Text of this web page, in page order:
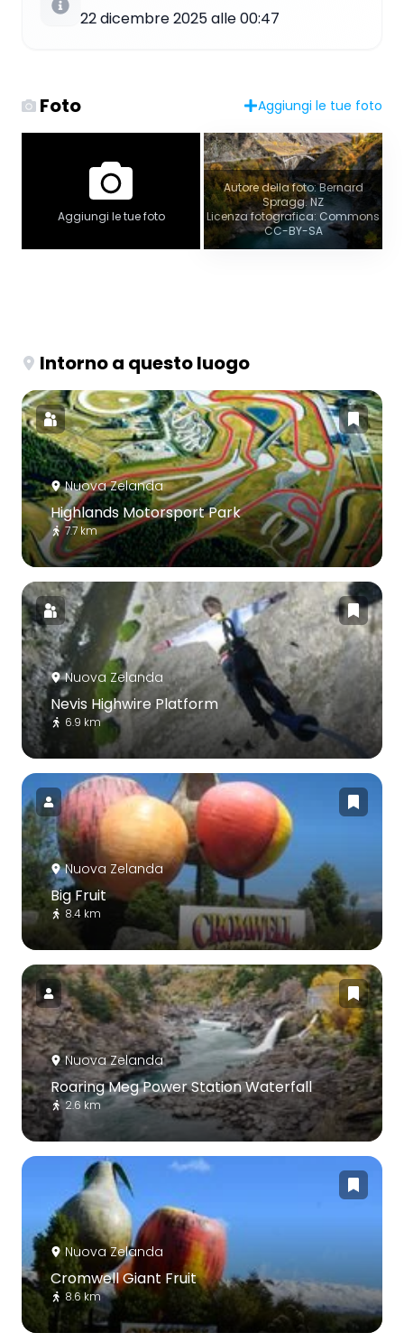
22 dicembre 2025 alle 00:47
Foto Aggiungi le tue foto
Aggiungi le tue foto
Autore della foto: Bernard
Spragg. NZ
Licenza fotografica: Commons
CC-BY-SA
Intorno a questo luogo
Nuova Zelanda
Highlands Motorsport Park
7.7 km
Nuova Zelanda
Nevis Highwire Platform
6.9 km
Nuova Zelanda
Big Fruit
8.4 km
Nuova Zelanda
Roaring Meg Power Station Waterfall
2.6 km
Nuova Zelanda
Cromwell Giant Fruit
8.6 km